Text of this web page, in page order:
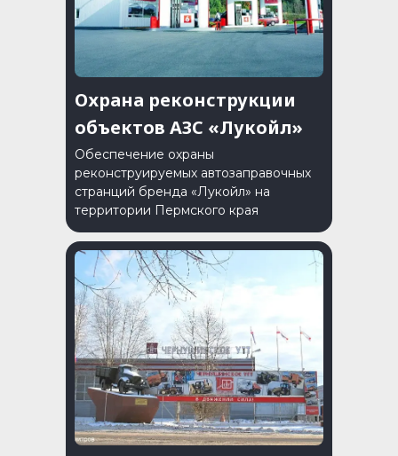
Охрана реконструкции
объектов АЗС «Лукойл»
Обеспечение охраны
реконструируемых автозаправочных
странций бренда «Лукойл» на
территории Пермского края